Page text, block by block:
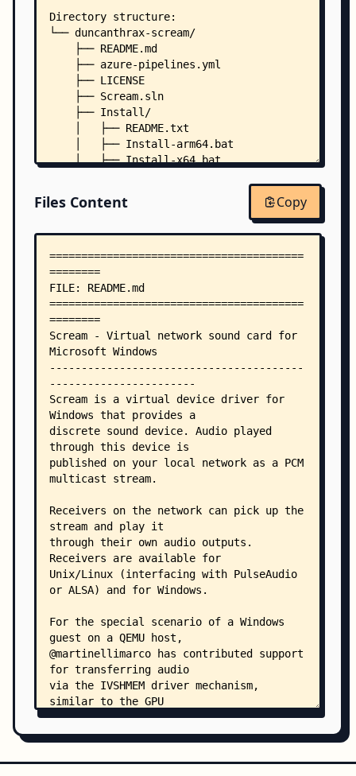
Directory structure:
└── duncanthrax-scream/
    ├── README.md
    ├── azure-pipelines.yml
    ├── LICENSE
    ├── Scream.sln
    ├── Install/
    │   ├── README.txt
    │   ├── Install-arm64.bat
    │   ├── Install-x64.bat
    │       ├── arm64/
    │       │   ├── Scream.inf
    │       │   └── Scream.sys
    │       ├── x64/
    │       │   ├── scream.cat
    │       │   ├── Scream.inf
    │       │   └── Scream.sys
    │       └── x86/
    │           ├── scream.cat
    │           ├── Scream.inf
    │           └── Scream.sys
    ├── Receivers/
    │   ├── dotnet-windows/
    │   │   └── ScreamReader/
    │   │       ├── readme.md
    │   │       ├── ScreamReader.sln
    │   │       └── ScreamReader/
    │   │           ├── About.Designer.cs
    │   │           ├── About.resx
    │   │           ├── App.config
    │   │           ├── MainForm.cs
    │   │           ├── MainForm.Designer.cs
    │   │           ├── MainForm.resx
    │   │           ├── Program.cs
    │   │           ├── ScreamReader.csproj
    │   │           ├── UdpWaveStreamPlayer.cs
    │   │           └── Properties/
    │   │               ├── AssemblyInfo.cs
│   │               ├──
    │   │               ├── Resources.resx
    │   │               ├── Settings.Designer.cs
    │   └── unix/
Files Content Copy